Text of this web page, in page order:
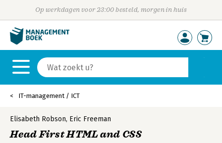
Op werkdagen voor 23:00 besteld, morgen in huis
IT-management / ICT
Elisabeth Robson, Eric Freeman
Head First HTML and CSS